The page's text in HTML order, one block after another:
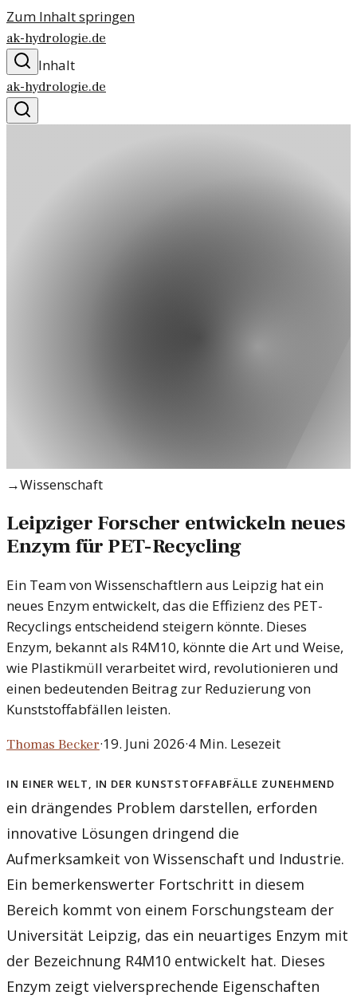
Zum Inhalt springen
ak-hydrologie.de
Inhalt
ak-hydrologie.de
→Wissenschaft
Leipziger Forscher entwickeln neues
Enzym für PET-Recycling
Ein Team von Wissenschaftlern aus Leipzig hat ein
neues Enzym entwickelt, das die Effizienz des PET-
Recyclings entscheidend steigern könnte. Dieses
Enzym, bekannt als R4M10, könnte die Art und Weise,
wie Plastikmüll verarbeitet wird, revolutionieren und
einen bedeutenden Beitrag zur Reduzierung von
Kunststoffabfällen leisten.
Thomas Becker·19. Juni 2026·4 Min. Lesezeit
In einer Welt, in der Kunststoffabfälle zunehmend
ein drängendes Problem darstellen, erforden
innovative Lösungen dringend die
Aufmerksamkeit von Wissenschaft und Industrie.
Ein bemerkenswerter Fortschritt in diesem
Bereich kommt von einem Forschungsteam der
Universität Leipzig, das ein neuartiges Enzym mit
der Bezeichnung R4M10 entwickelt hat. Dieses
Enzym zeigt vielversprechende Eigenschaften